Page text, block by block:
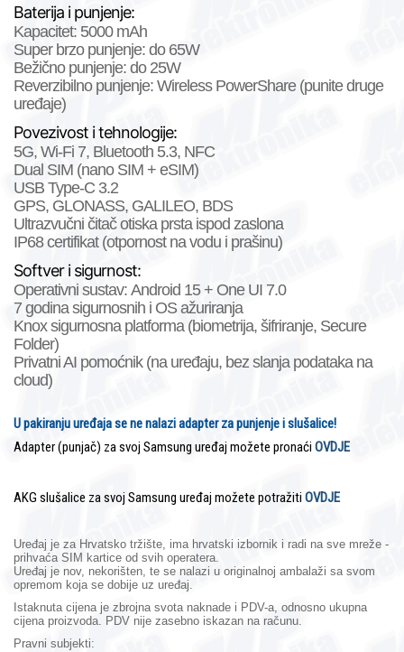
Baterija i punjenje:
Kapacitet: 5000 mAh
Super brzo punjenje: do 65W
Bežično punjenje: do 25W
Reverzibilno punjenje: Wireless PowerShare (punite druge
uređaje)
Povezivost i tehnologije:
5G, Wi-Fi 7, Bluetooth 5.3, NFC
Dual SIM (nano SIM + eSIM)
USB Type-C 3.2
GPS, GLONASS, GALILEO, BDS
Ultrazvučni čitač otiska prsta ispod zaslona
IP68 certifikat (otpornost na vodu i prašinu)
Softver i sigurnost:
Operativni sustav: Android 15 + One UI 7.0
7 godina sigurnosnih i OS ažuriranja
Knox sigurnosna platforma (biometrija, šifriranje, Secure
Folder)
Privatni AI pomoćnik (na uređaju, bez slanja podataka na
cloud)
U pakiranju uređaja se ne nalazi adapter za punjenje i slušalice!
Adapter (punjač) za svoj Samsung uređaj možete pronaći OVDJE
AKG slušalice za svoj Samsung uređaj možete potražiti OVDJE
Uređaj je za Hrvatsko tržište, ima hrvatski izbornik i radi na sve mreže -
prihvaća SIM kartice od svih operatera.
Uređaj je nov, nekorišten, te se nalazi u originalnoj ambalaži sa svom
opremom koja se dobije uz uređaj.
Istaknuta cijena je zbrojna svota naknade i PDV-a, odnosno ukupna
cijena proizvoda. PDV nije zasebno iskazan na računu.
Pravni subjekti: